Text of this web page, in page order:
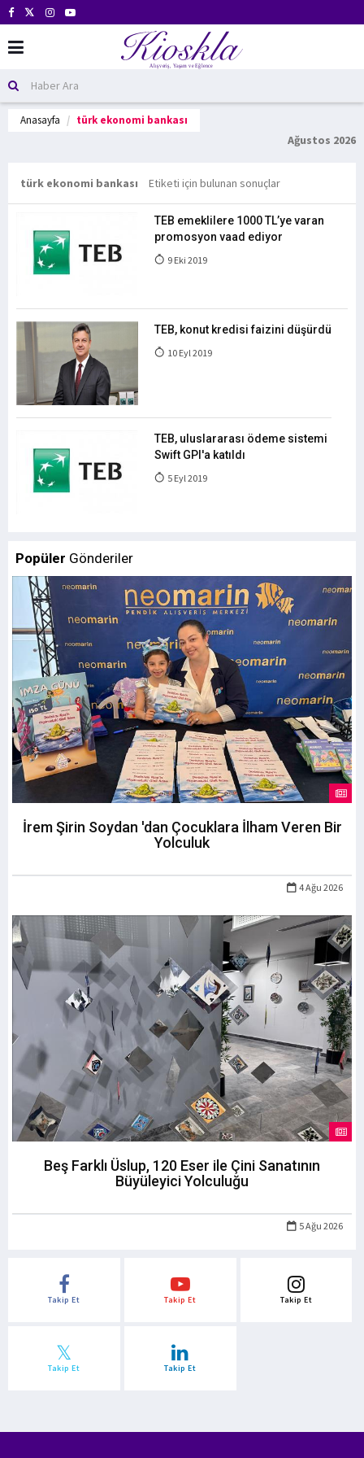
Anasayfa türk ekonomi bankası
Ağustos 2026
türk ekonomi bankası Etiketi için bulunan sonuçlar
TEB emeklilere 1000 TL’ye varan
promosyon vaad ediyor
9 Eki 2019
TEB, konut kredisi faizini düşürdü
10 Eyl 2019
TEB, uluslararası ödeme sistemi
Swift GPI'a katıldı
5 Eyl 2019
Popüler Gönderiler
İrem Şirin Soydan 'dan Çocuklara İlham Veren Bir
Yolculuk
4 Ağu 2026
Beş Farklı Üslup, 120 Eser ile Çini Sanatının
Büyüleyici Yolculuğu
5 Ağu 2026
Takip Et Takip Et Takip Et
Takip Et Takip Et